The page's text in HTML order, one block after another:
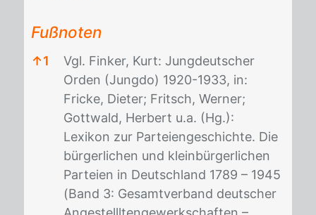
Fußnoten
↑1
Vgl. Finker, Kurt: Jungdeutscher
Orden (Jungdo) 1920-1933, in:
Fricke, Dieter; Fritsch, Werner;
Gottwald, Herbert u.a. (Hg.):
Lexikon zur Parteiengeschichte. Die
bürgerlichen und kleinbürgerlichen
Parteien in Deutschland 1789 – 1945
(Band 3: Gesamtverband deutscher